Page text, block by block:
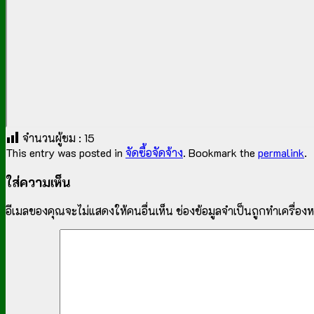
จำนวนผู้ชม : 15
This entry was posted in จัดซื้อจัดจ้าง. Bookmark the permalink.
ใส่ความเห็น
อีเมลของคุณจะไม่แสดงให้คนอื่นเห็น ช่องข้อมูลจำเป็นถูกทำเครื่อง